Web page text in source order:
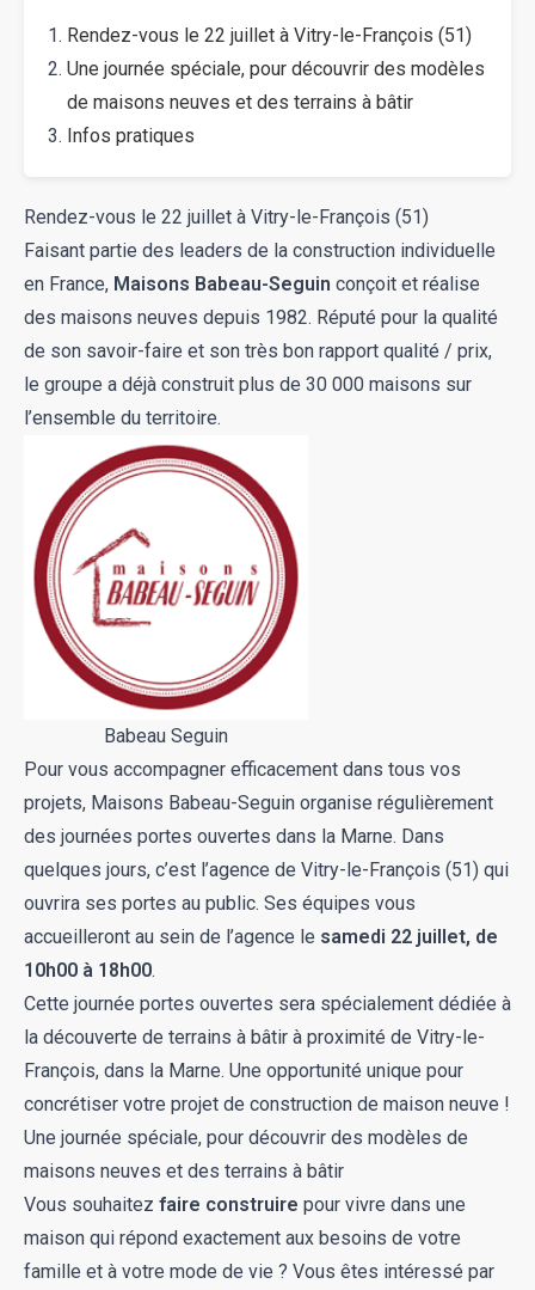
Rendez-vous le 22 juillet à Vitry-le-François (51)
Une journée spéciale, pour découvrir des modèles
de maisons neuves et des terrains à bâtir
Infos pratiques
Rendez-vous le 22 juillet à Vitry-le-François (51)
Faisant partie des leaders de la construction individuelle
en France, Maisons Babeau-Seguin conçoit et réalise
des maisons neuves depuis 1982. Réputé pour la qualité
de son savoir-faire et son très bon rapport qualité / prix,
le groupe a déjà construit plus de 30 000 maisons sur
l’ensemble du territoire.
Babeau Seguin
Pour vous accompagner efficacement dans tous vos
projets, Maisons Babeau-Seguin organise régulièrement
des journées portes ouvertes dans la Marne. Dans
quelques jours, c’est l’agence de Vitry-le-François (51) qui
ouvrira ses portes au public. Ses équipes vous
accueilleront au sein de l’agence le samedi 22 juillet, de
10h00 à 18h00.
Cette journée portes ouvertes sera spécialement dédiée à
la découverte de terrains à bâtir à proximité de Vitry-le-
François, dans la Marne. Une opportunité unique pour
concrétiser votre projet de construction de maison neuve !
Une journée spéciale, pour découvrir des modèles de
maisons neuves et des terrains à bâtir
Vous souhaitez faire construire pour vivre dans une
maison qui répond exactement aux besoins de votre
famille et à votre mode de vie ? Vous êtes intéressé par